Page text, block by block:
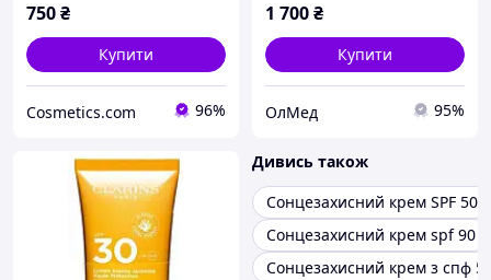
750₴
Купити
Cosmetics.com 96%
1 700₴
Купити
ОлМед 95%
Дивись також
Сонцезахисний крем SPF 50
Сонцезахисний крем spf 90
Сонцезахисний крем з спф